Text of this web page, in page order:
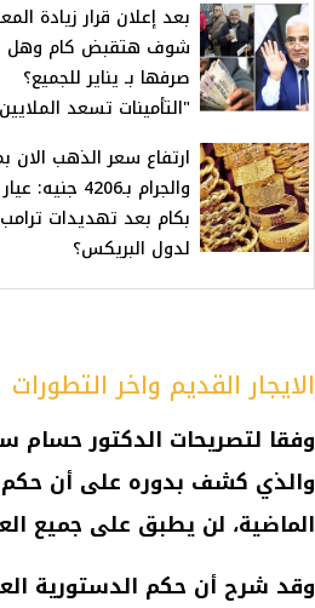
بعد إعلان قرار زيادة
شوف هتقبض كام وهل
صرفها بـ يناير للجميع؟
"التأمينات تسعد
ارتفاع سعر الذهب الان
بكام بعد تهديدات ترامب
لدول البريكس؟
الايجار القديم واخر التطورات
وفقا لتصريحات الدكتور حسام
والذي كشف بدوره على أن حكم
الماضية، لن يطبق على جميع
وقد شرح أن حكم الدستورية